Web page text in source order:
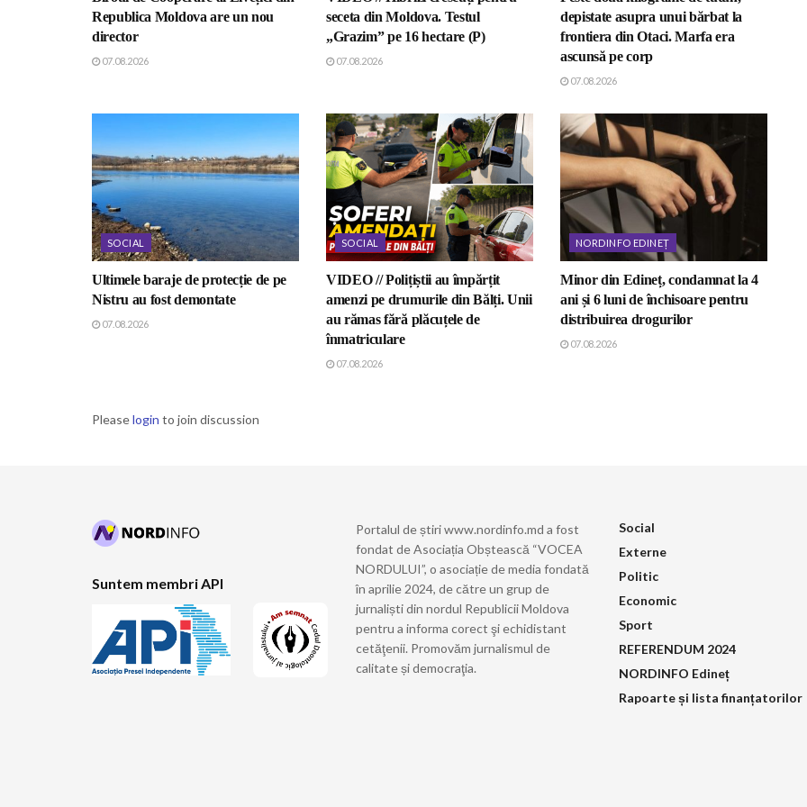
Republica Moldova are un nou
director
07.08.2026
seceta din Moldova. Testul
„Grazim” pe 16 hectare (P)
07.08.2026
depistate asupra unui bărbat la
frontiera din Otaci. Marfa era
ascunsă pe corp
07.08.2026
SOCIAL
Ultimele baraje de protecție de pe
Nistru au fost demontate
07.08.2026
SOCIAL
VIDEO // Polițiștii au împărțit
amenzi pe drumurile din Bălți. Unii
au rămas fără plăcuțele de
înmatriculare
07.08.2026
NORDINFO EDINEȚ
Minor din Edineț, condamnat la 4
ani și 6 luni de închisoare pentru
distribuirea drogurilor
07.08.2026
Pleaselogin to join discussion
Suntem membri API
Portalul de știri www.nordinfo.md a fost
fondat de Asociația Obștească “VOCEA
NORDULUI”, o asociație de media fondată
în aprilie 2024, de către un grup de
jurnaliști din nordul Republicii Moldova
pentru a informa corect şi echidistant
cetăţenii. Promovăm jurnalismul de
calitate și democraţia.
Social
Externe
Politic
Economic
Sport
REFERENDUM 2024
NORDINFO Edineț
Rapoarte și lista finanțatorilor